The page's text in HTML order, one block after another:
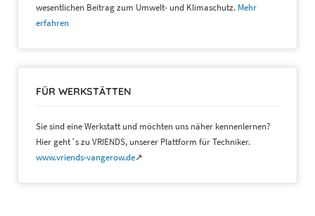
wesentlichen Beitrag zum Umwelt- und Klimaschutz. Mehr
erfahren
FÜR WERKSTÄTTEN
Sie sind eine Werkstatt und möchten uns näher kennenlernen?
Hier geht´s zu VRIENDS, unserer Plattform für Techniker.
www.vriends-vangerow.de↗